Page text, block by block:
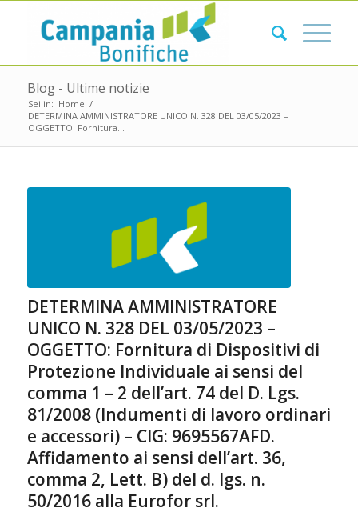
Blog - Ultime notizie
Sei in: Home /
DETERMINA AMMINISTRATORE UNICO N. 328 DEL 03/05/2023 –
OGGETTO: Fornitura...
DETERMINA AMMINISTRATORE
UNICO N. 328 DEL 03/05/2023 –
OGGETTO: Fornitura di Dispositivi di
Protezione Individuale ai sensi del
comma 1 – 2 dell’art. 74 del D. Lgs.
81/2008 (Indumenti di lavoro ordinari
e accessori) – CIG: 9695567AFD.
Affidamento ai sensi dell’art. 36,
comma 2, Lett. B) del d. lgs. n.
50/2016 alla Eurofor srl.